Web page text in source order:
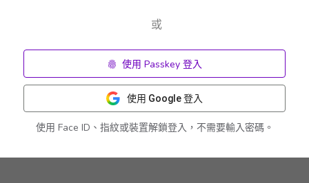
或
使用 Passkey 登入
使用 Google 登入
使用 Face ID、指紋或裝置解鎖登入，不需要輸入密碼。